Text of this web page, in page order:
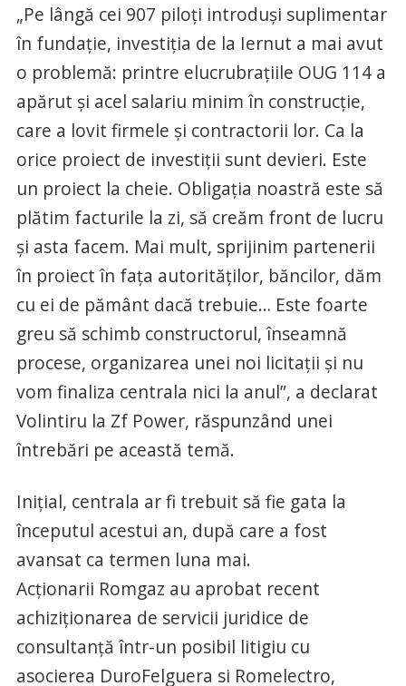
„Pe lângă cei 907 piloți introduși suplimentar
în fundație, investiția de la Iernut a mai avut
o problemă: printre elucrubrațiile OUG 114 a
apărut și acel salariu minim în construcție,
care a lovit firmele și contractorii lor. Ca la
orice proiect de investiții sunt devieri. Este
un proiect la cheie. Obligația noastră este să
plătim facturile la zi, să creăm front de lucru
și asta facem. Mai mult, sprijinim partenerii
în proiect în fața autorităților, băncilor, dăm
cu ei de pământ dacă trebuie… Este foarte
greu să schimb constructorul, înseamnă
procese, organizarea unei noi licitații și nu
vom finaliza centrala nici la anul”, a declarat
Volintiru la Zf Power, răspunzând unei
întrebări pe această temă.
Inițial, centrala ar fi trebuit să fie gata la
începutul acestui an, după care a fost
avansat ca termen luna mai.
Acționarii Romgaz au aprobat recent
achiziționarea de servicii juridice de
consultanţă într-un posibil litigiu cu
asocierea DuroFelguera si Romelectro,